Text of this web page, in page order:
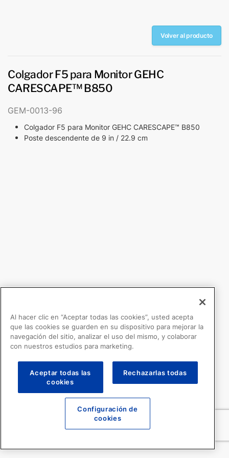
Volver al producto
Colgador F5 para Monitor GEHC
CARESCAPE™ B850
GEM-0013-96
Colgador F5 para Monitor GEHC CARESCAPE™ B850
Poste descendente de 9 in / 22.9 cm
Al hacer clic en “Aceptar todas las cookies”, usted acepta
que las cookies se guarden en su dispositivo para mejorar la
navegación del sitio, analizar el uso del mismo, y colaborar
con nuestros estudios para marketing.
Aceptar todas las
cookies
Rechazarlas todas
Configuración de
cookies